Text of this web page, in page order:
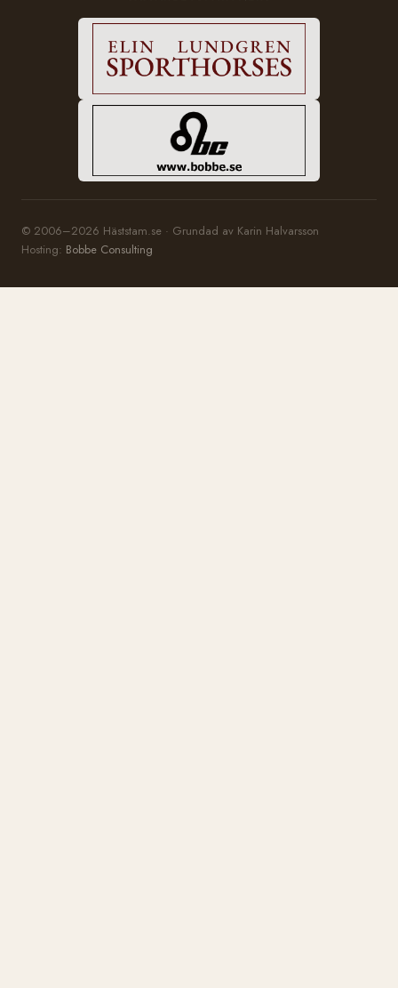
© 2006–2026 Häststam.se · Grundad av Karin Halvarsson
Hosting: Bobbe Consulting